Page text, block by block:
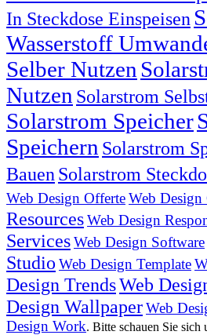
In Steckdose Einspeisen
Wasserstoff
Selber Nutzen
Nutzen Solarstrom
Solarstrom Speicher
Speichern Solarstrom
Bauen Solarstrom
Web Design OfferteWeb
ResourcesWeb Design
ServicesWeb Design Software
Studio Web Design Template
Design TrendsWeb
Design WallpaperWeb
Design Work. Bitte schauen Sie sich